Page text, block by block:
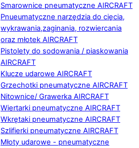
Smarownice pneumatyczne AIRCRAFT
Pnueumatyczne narzędzia do cięcia,
wykrawania,zaginania, rozwiercania
oraz młotek AIRCRAFT
Pistolety do sodowania / piaskowania
AIRCRAFT
Klucze udarowe AIRCRAFT
Grzechotki pneumatyczne AIRCRAFT
Nitownice/ Grawerka AIRCRAFT
Wiertarki pneumatyczne AIRCRAFT
Wkrętaki pneumatyczne AIRCRAFT
Szlifierki pneumatyczne AIRCRAFT
Młoty udarowe - pneumatyczne